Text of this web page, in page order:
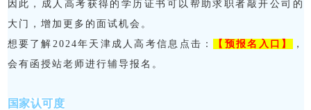
因此，成人高考获得的学历证书可以帮助求职者敲开公司的
大门，增加更多的面试机会。
想要了解2024年天津成人高考信息点击：
【预报名入口】
，
会有函授站老师进行辅导报名。
国家认可度